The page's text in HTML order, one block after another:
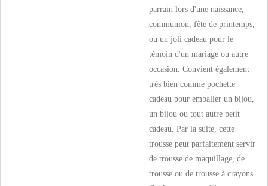
parrain lors d'une naissance,
communion, fête de printemps,
ou un joli cadeau pour le
témoin d'un mariage ou autre
occasion. Convient également
très bien comme pochette
cadeau pour emballer un bijou,
un bijou ou tout autre petit
cadeau. Par la suite, cette
trousse peut parfaitement servir
de trousse de maquillage, de
trousse ou de trousse à crayons.